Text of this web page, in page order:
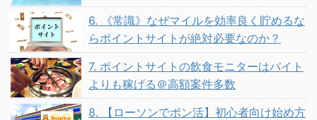
6. 《常識》なぜマイルを効率良く貯めるな
らポイントサイトが絶対必要なのか？
7. ポイントサイトの飲食モニターはバイト
よりも稼げる＠高額案件多数
8. 【ローソンでポン活】初心者向け始め方